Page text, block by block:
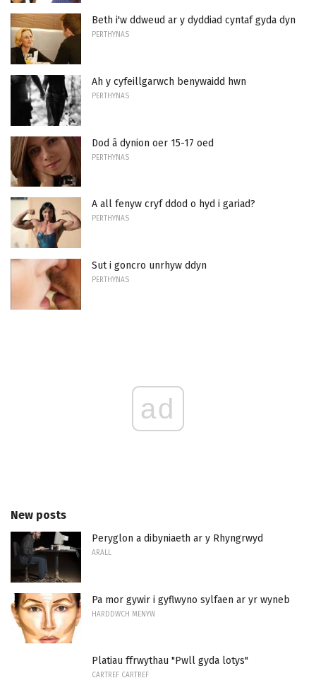
Beth i'w ddweud ar y dyddiad cyntaf gyda dyn
PERTHYNAS
Ah y cyfeillgarwch benywaidd hwn
PERTHYNAS
Dod â dynion oer 15-17 oed
PERTHYNAS
A all fenyw cryf ddod o hyd i gariad?
PERTHYNAS
Sut i goncro unrhyw ddyn
PERTHYNAS
ad
New posts
Peryglon a dibyniaeth ar y Rhyngrwyd
ARALL
Pa mor gywir i gyflwyno sylfaen ar yr wyneb
HARDDWCH MENYW
Platiau ffrwythau "Pwll gyda lotys"
CARTREF CARTREF